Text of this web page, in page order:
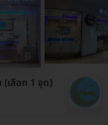
เลือก 1 จุด)